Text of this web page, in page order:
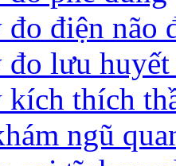
điện não
đo lưu
kích thích
ngũ